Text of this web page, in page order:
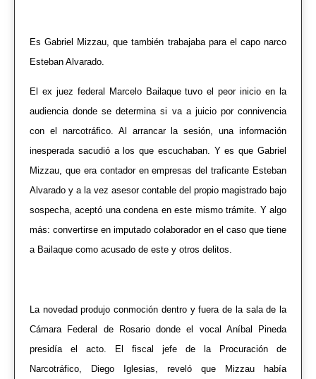
Es Gabriel Mizzau, que también trabajaba para el capo narco
Esteban Alvarado.
El ex juez federal Marcelo Bailaque tuvo el peor inicio en la
audiencia donde se determina si va a juicio por connivencia
con el narcotráfico. Al arrancar la sesión, una información
inesperada sacudió a los que escuchaban. Y es que Gabriel
Mizzau, que era contador en empresas del traficante Esteban
Alvarado y a la vez asesor contable del propio magistrado bajo
sospecha, aceptó una condena en este mismo trámite. Y algo
más: convertirse en imputado colaborador en el caso que tiene
a Bailaque como acusado de este y otros delitos.
La novedad produjo conmoción dentro y fuera de la sala de la
Cámara Federal de Rosario donde el vocal Aníbal Pineda
presidía el acto. El fiscal jefe de la Procuración de
Narcotráfico, Diego Iglesias, reveló que Mizzau había